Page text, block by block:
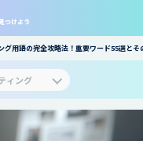
つけよう
グ用語の完全攻略法！重要ワード55選とそ